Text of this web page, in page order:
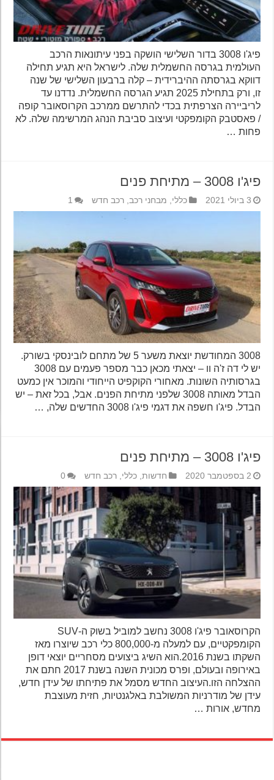
פיג'ו 3008 בדור השלישי הושקה בפני עיתונאות הרכב
העולמית בגרסה החשמלית שלה. לישראל היא תגיע תחילה
דווקא בגרסתה ההיברידית – קלה ברבעון השלישי של שנה
זו, ורק בתחילת 2025 תגיע הגרסה החשמלית. נדדנו עד
לריביירה הצרפתית בכדי להתרשם ממרכב הקרוסאובר קופה
/ פאסטבק הקומפקטי ועיצוב סביבת הנהג המרשימה שלה. לא
פחות …
פיג'ו 3008 – מתיחת פנים
3 ביולי 2021 כללי,מבחני רכב,רכב חדש 1
3008 המחודשת יוצאת משער 5 של מתחם לובינסקי בשורק.
יש לי דה ז'ה וו – יצאתי מכאן כבר מספר פעמים עם 3008
בגרסותיה השונות. מאחורי הקוקפיט הייחודי והמוכר אין כמעט
הבדל מאותה 3008 שלפני מתיחת הפנים. אבל, בכל זאת – יש
הבדל. פיג'ו חשפה את דגמי פיג'ו 3008 החדשים שלה, …
פיג'ו 3008 – מתיחת פנים
2 בספטמבר 2020 חדשות,כללי,רכב חדש 0
הקרוסאובר פיג'ו 3008 נחשב למוביל בשוק ה-SUV
הקומפקטיים, עם למעלה מ-800,000 כלי רכב שיוצרו מאז
השקתו בשנת 2016.הוא השיג ביצועים מסחריים יוצאי דופן
באירופה ובעולם, ופרס מכונית השנה בשנת 2017 חתם את
ההצלחה הזו.העיצוב החדש מסמל את פתיחתו של עידן חדש,
עידן של מודרניות המשולבת באלגנטיות, חזית מעוצבת
מחדש, אורות …